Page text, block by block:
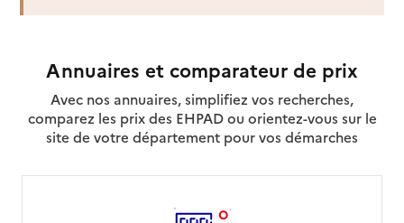
Annuaires et comparateur de prix
Avec nos annuaires, simplifiez vos recherches,
comparez les prix des EHPAD ou orientez-vous sur le
site de votre département pour vos démarches